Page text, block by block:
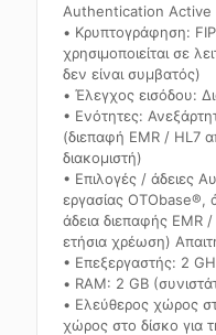
Authentication Active
• Κρυπτογράφηση:
χρησιμοποιείται σε
δεν είναι συμβατός)
• Έλεγχος εισόδου:
• Ενότητες:
(διεπαφή EMR / HL7
διακομιστή)
• Επιλογές / άδειες
εργασίας OTObase®,
άδεια διεπαφής EMR
ετήσια χρέωση)
• Επεξεργαστής: 2
• RAM: 2 GB
• Ελεύθερος χώρος
χώρος στο δίσκο για